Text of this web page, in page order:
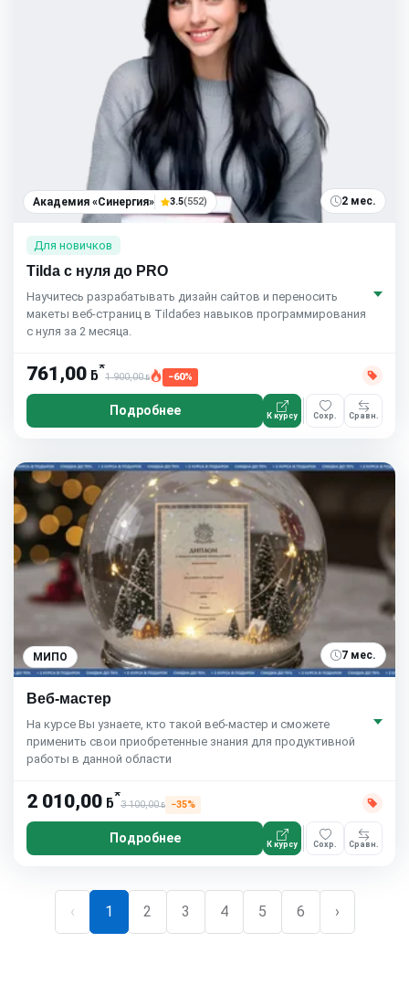
Академия «Синергия» 3.5(552) 2 мес.
Для новичков
Tilda с нуля до PRO
Научитесь разрабатывать дизайн сайтов и переносить
макеты веб-страниц в Tildaбез навыков программирования
с нуля за 2 месяца.
761,00 ƃ*
1 900,00ƃ −60%
Подробнее К курсу Сохр. Сравн.
МИПО 7 мес.
Веб-мастер
На курсе Вы узнаете, кто такой веб-мастер и сможете
применить свои приобретенные знания для продуктивной
работы в данной области
2 010,00 ƃ*
3 100,00ƃ −35%
Подробнее К курсу Сохр. Сравн.
‹ 1 2 3 4 5 6 ›